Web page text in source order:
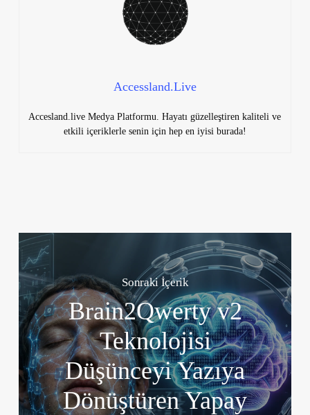
Accessland.Live
Accesland.live Medya Platformu. Hayatı güzelleştiren kaliteli ve
etkili içeriklerle senin için hep en iyisi burada!
Sonraki İçerik
Brain2Qwerty v2
Teknolojisi
Düşünceyi Yazıya
Dönüştüren Yapay